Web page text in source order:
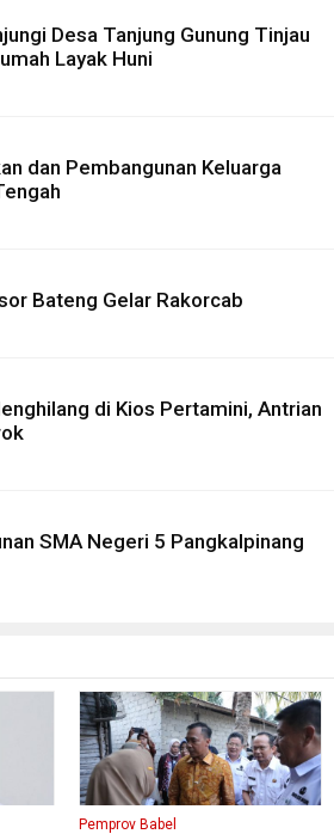
Desa Tanjung Gunung Tinjau
Layak Huni
dan Pembangunan Keluarga
Bateng Gelar Rakorcab
di Kios Pertamini, Antrian
SMA Negeri 5 Pangkalpinang
Pemprov Babel